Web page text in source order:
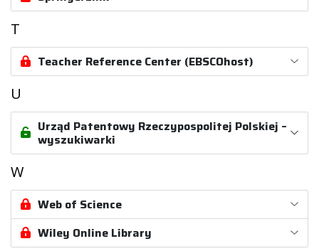
T
Teacher Reference Center (EBSCOhost)
U
Urząd Patentowy Rzeczypospolitej Polskiej –
wyszukiwarki
W
Web of Science
Wiley Online Library